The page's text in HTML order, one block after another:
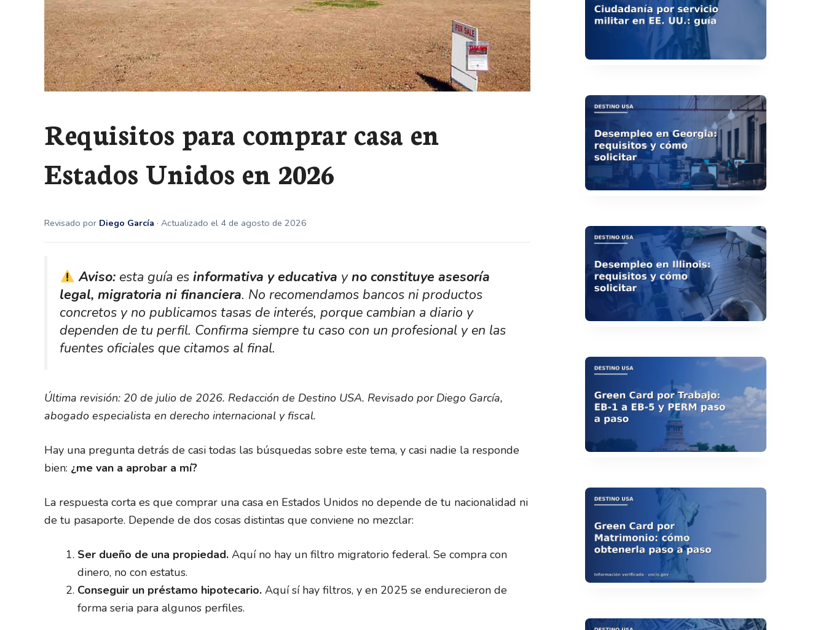
Requisitos para comprar casa en
Estados Unidos en 2026
Revisado por Diego García · Actualizado el 4 de agosto de 2026
Aviso:esta guía es informativa y educativa yno constituye asesoría
legal, migratoria ni financiera. No recomendamos bancos ni productos
concretos y no publicamos tasas de interés, porque cambian a diario y
dependen de tu perfil. Confirma siempre tu caso con un profesional y en las
fuentes oficiales que citamos al final.
Última revisión: 20 de julio de 2026. Redacción de Destino USA. Revisado por Diego García,
abogado especialista en derecho internacional y fiscal.
Hay una pregunta detrás de casi todas las búsquedas sobre este tema, y casi nadie la responde
bien: ¿me van a aprobar a mí?
La respuesta corta es que comprar una casa en Estados Unidos no depende de tu nacionalidad ni
de tu pasaporte. Depende de dos cosas distintas que conviene no mezclar:
Ser dueño de una propiedad. Aquí no hay un filtro migratorio federal. Se compra con
dinero, no con estatus.
Conseguir un préstamo hipotecario. Aquí sí hay filtros, y en 2025 se endurecieron de
forma seria para algunos perfiles.